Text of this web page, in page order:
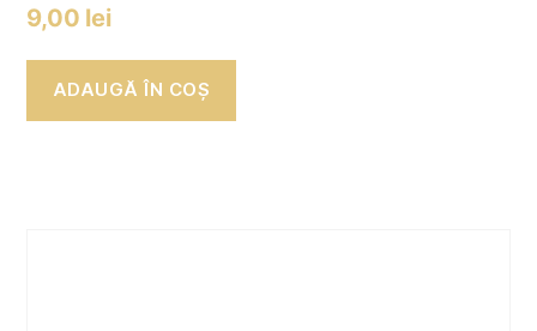
9,00 lei
ADAUGĂ ÎN COȘ